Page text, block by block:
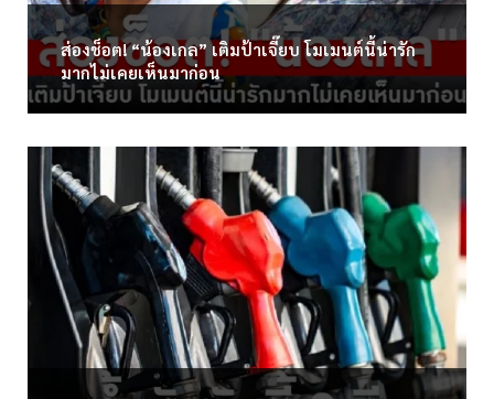
ส่องช็อต! “น้องเกล” เติมป้าเจี๊ยบ โมเมนต์นี้น่ารัก
มากไม่เคยเห็นมาก่อน